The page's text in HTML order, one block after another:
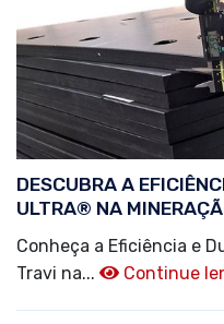
DESCUBRA A
ULTRA® NA
Conheça a Eficiência e
Travi na...
Continue